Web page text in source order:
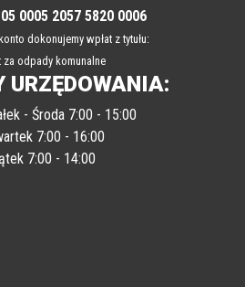
za odpady komunalne
URZĘDOWANIA:
- Środa 7:00 - 15:00
7:00 - 16:00
7:00 - 14:00